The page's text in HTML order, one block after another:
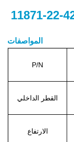
المواصفات
P/N
القطر الداخلي
الارتفاع